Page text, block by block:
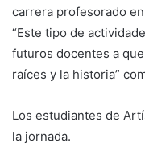
carrera profesorado
“Este tipo de
futuros docentes a
raíces y la historia”
Los estudiantes de
la jornada.